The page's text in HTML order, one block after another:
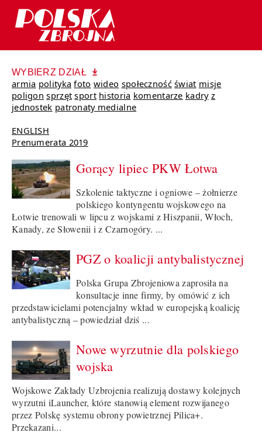
WYBIERZ DZIAŁ
armia polityka foto wideo społeczność świat misje
poligon sprzęt sport historia komentarze kadry z
jednostek patronaty medialne
ENGLISH
Prenumerata 2019
Gorący lipiec PKW Łotwa
Szkolenie taktyczne i ogniowe – żołnierze
polskiego kontyngentu wojskowego na
Łotwie trenowali w lipcu z wojskami z Hiszpanii, Włoch,
Kanady, ze Słowenii i z Czarnogóry. ...
PGZ o koalicji antybalistycznej
Polska Grupa Zbrojeniowa zaprosiła na
konsultacje inne firmy, by omówić z ich
przedstawicielami potencjalny wkład w europejską koalicję
antybalistyczną – powiedział dziś ...
Nowe wyrzutnie dla polskiego
wojska
Wojskowe Zakłady Uzbrojenia realizują dostawy kolejnych
wyrzutni iLauncher, które stanowią element rozwijanego
przez Polskę systemu obrony powietrznej Pilica+.
Przekazani...